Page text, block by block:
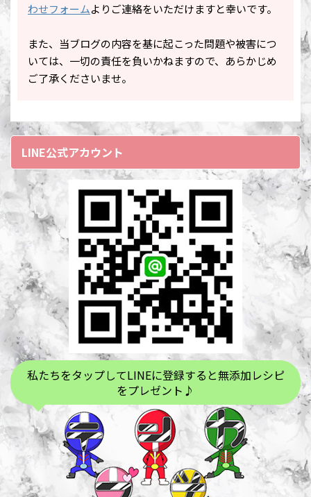
わせフォームよりご連絡をいただけますと幸いです。
また、当ブログの内容を基に起こった問題や被害につ
いては、一切の責任を負いかねますので、あらかじめ
ご了承くださいませ。
LINE公式アカウント
私たちをタップしてLINEに登録すると無添加レシピ
をプレゼント♪